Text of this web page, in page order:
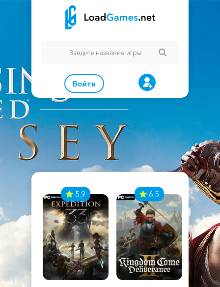
Войти
5.9 6.5